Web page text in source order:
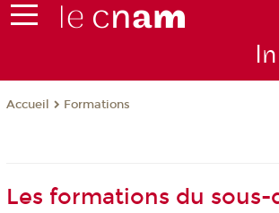
Accueil Formations
Les formations du sous-